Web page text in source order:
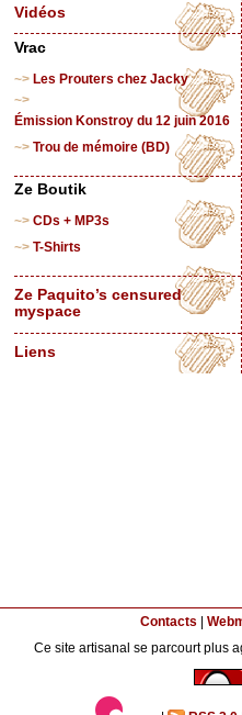
Vidéos
Vrac
Les Prouters chez Jacky
Émission Konstroy du 12 juin 2016
Trou de mémoire (BD)
Ze Boutik
CDs + MP3s
T-Shirts
Ze Paquito’s censured
myspace
Liens
Contacts
Ce site artisanal se parcourt plus